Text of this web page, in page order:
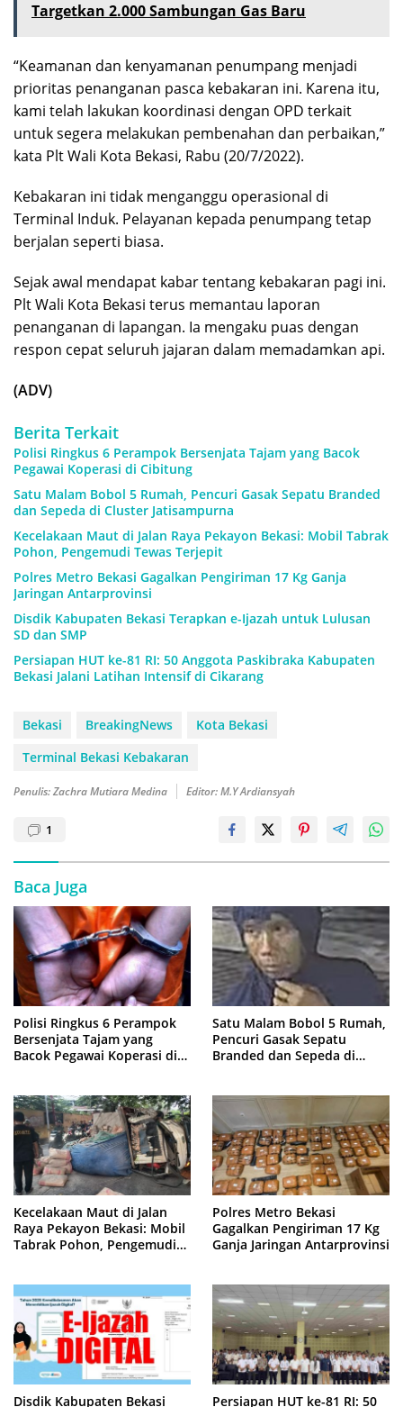
Targetkan 2.000 Sambungan Gas Baru
“Keamanan dan kenyamanan penumpang menjadi
prioritas penanganan pasca kebakaran ini. Karena itu,
kami telah lakukan koordinasi dengan OPD terkait
untuk segera melakukan pembenahan dan perbaikan,”
kata Plt Wali Kota Bekasi, Rabu (20/7/2022).
Kebakaran ini tidak menganggu operasional di
Terminal Induk. Pelayanan kepada penumpang tetap
berjalan seperti biasa.
Sejak awal mendapat kabar tentang kebakaran pagi ini.
Plt Wali Kota Bekasi terus memantau laporan
penanganan di lapangan. Ia mengaku puas dengan
respon cepat seluruh jajaran dalam memadamkan api.
(ADV)
Berita Terkait
Polisi Ringkus 6 Perampok Bersenjata Tajam yang Bacok
Pegawai Koperasi di Cibitung
Satu Malam Bobol 5 Rumah, Pencuri Gasak Sepatu Branded
dan Sepeda di Cluster Jatisampurna
Kecelakaan Maut di Jalan Raya Pekayon Bekasi: Mobil Tabrak
Pohon, Pengemudi Tewas Terjepit
Polres Metro Bekasi Gagalkan Pengiriman 17 Kg Ganja
Jaringan Antarprovinsi
Disdik Kabupaten Bekasi Terapkan e-Ijazah untuk Lulusan
SD dan SMP
Persiapan HUT ke-81 RI: 50 Anggota Paskibraka Kabupaten
Bekasi Jalani Latihan Intensif di Cikarang
Bekasi BreakingNews
Kota Bekasi
Terminal Bekasi Kebakaran
Penulis: Zachra Mutiara Medina Editor: M.Y Ardiansyah
1
Baca Juga
Polisi Ringkus 6 Perampok
Bersenjata Tajam yang
Bacok Pegawai Koperasi di
Satu Malam Bobol 5 Rumah,
Pencuri Gasak Sepatu
Branded dan Sepeda di
Kecelakaan Maut di Jalan
Raya Pekayon Bekasi: Mobil
Tabrak Pohon, Pengemudi
Polres Metro Bekasi
Gagalkan Pengiriman 17 Kg
Ganja Jaringan Antarprovinsi
Disdik Kabupaten Bekasi Persiapan HUT ke-81 RI: 50